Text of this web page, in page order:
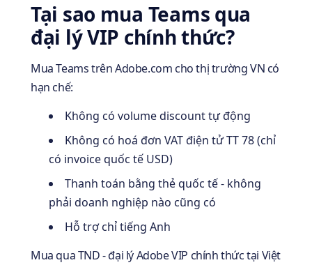
Tại sao mua Teams qua
đại lý VIP chính thức?
Mua Teams trên Adobe.com cho thị trường VN có
hạn chế:
Không có volume discount tự động
Không có hoá đơn VAT điện tử TT 78 (chỉ
có invoice quốc tế USD)
Thanh toán bằng thẻ quốc tế - không
phải doanh nghiệp nào cũng có
Hỗ trợ chỉ tiếng Anh
Mua qua TND - đại lý Adobe VIP chính thức tại Việt